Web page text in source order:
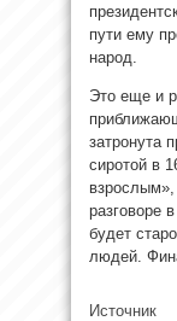
пути ему
народ.
Это еще и
затронута
сиротой в
разговоре
будет
людей.
Источник